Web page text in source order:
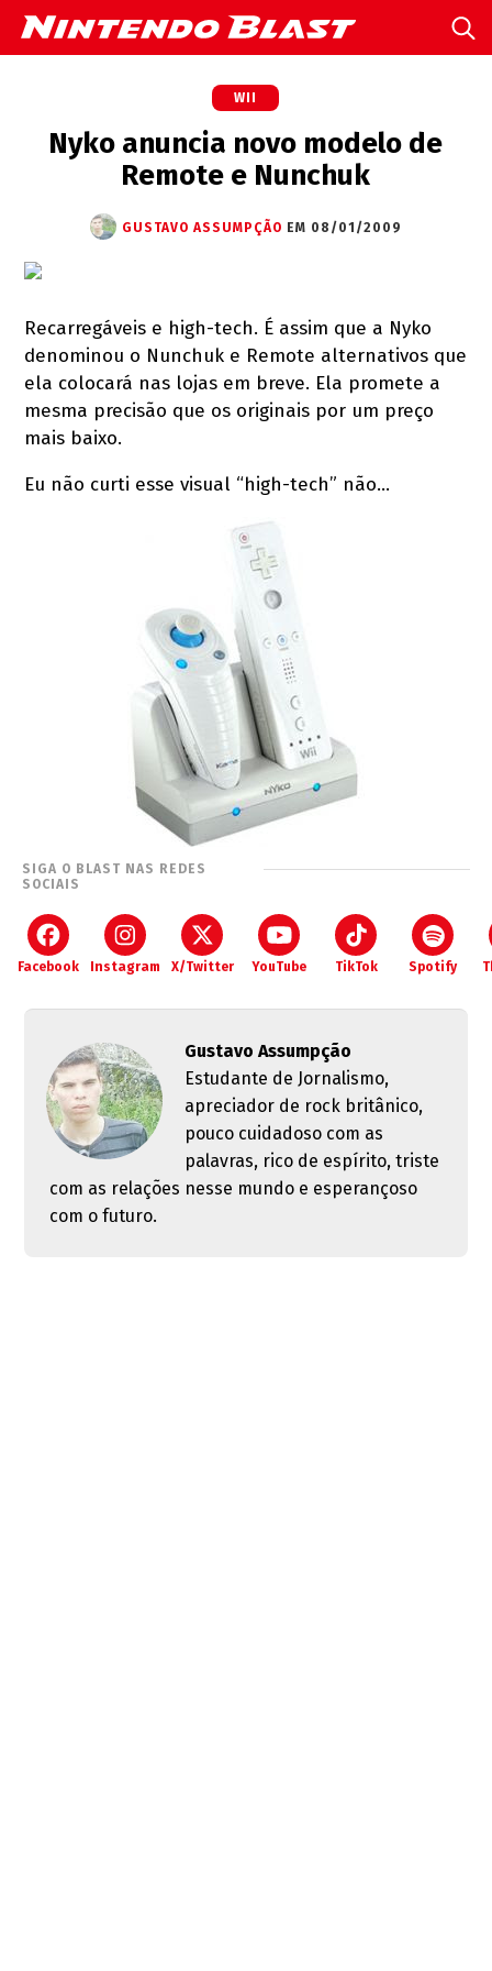
WII
Nyko anuncia novo modelo de
Remote e Nunchuk
GUSTAVO ASSUMPÇÃO EM 08/01/2009
Recarregáveis e high-tech. É assim que a Nyko
denominou o Nunchuk e Remote alternativos que
ela colocará nas lojas em breve. Ela promete a
mesma precisão que os originais por um preço
mais baixo.
Eu não curti esse visual “high-tech” não…
SIGA O BLAST NAS REDES
SOCIAIS
Facebook Instagram X/Twitter YouTube TikTok Spotify
Gustavo Assumpção
Estudante de Jornalismo,
apreciador de rock britânico,
pouco cuidadoso com as
palavras, rico de espírito, triste
com as relações nesse mundo e esperançoso
com o futuro.